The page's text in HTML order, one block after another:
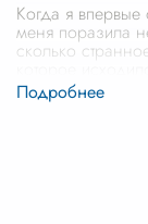
Когда я
меня поразила
сколько